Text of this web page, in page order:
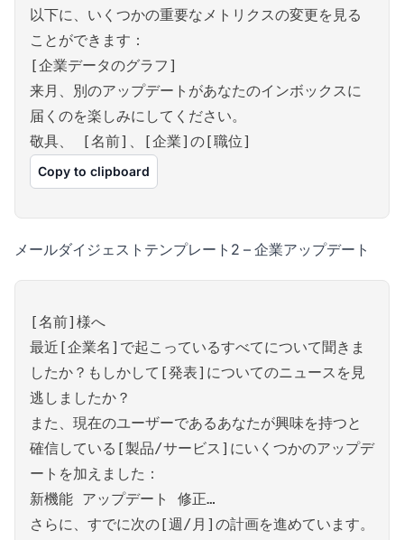
以下に、いくつかの重要なメトリクスの変更を見る
ことができます：
[企業データのグラフ]
来月、別のアップデートがあなたのインボックスに
届くのを楽しみにしてください。
敬具、 [名前]、[企業]の[職位]
Copy to clipboard
メールダイジェストテンプレート2 – 企業アップデート
[名前]様へ
最近[企業名]で起こっているすべてについて聞きま
したか？もしかして[発表]についてのニュースを見
逃しましたか？
また、現在のユーザーであるあなたが興味を持つと
確信している[製品/サービス]にいくつかのアップデ
ートを加えました：
新機能 アップデート 修正…
さらに、すでに次の[週/月]の計画を進めています。